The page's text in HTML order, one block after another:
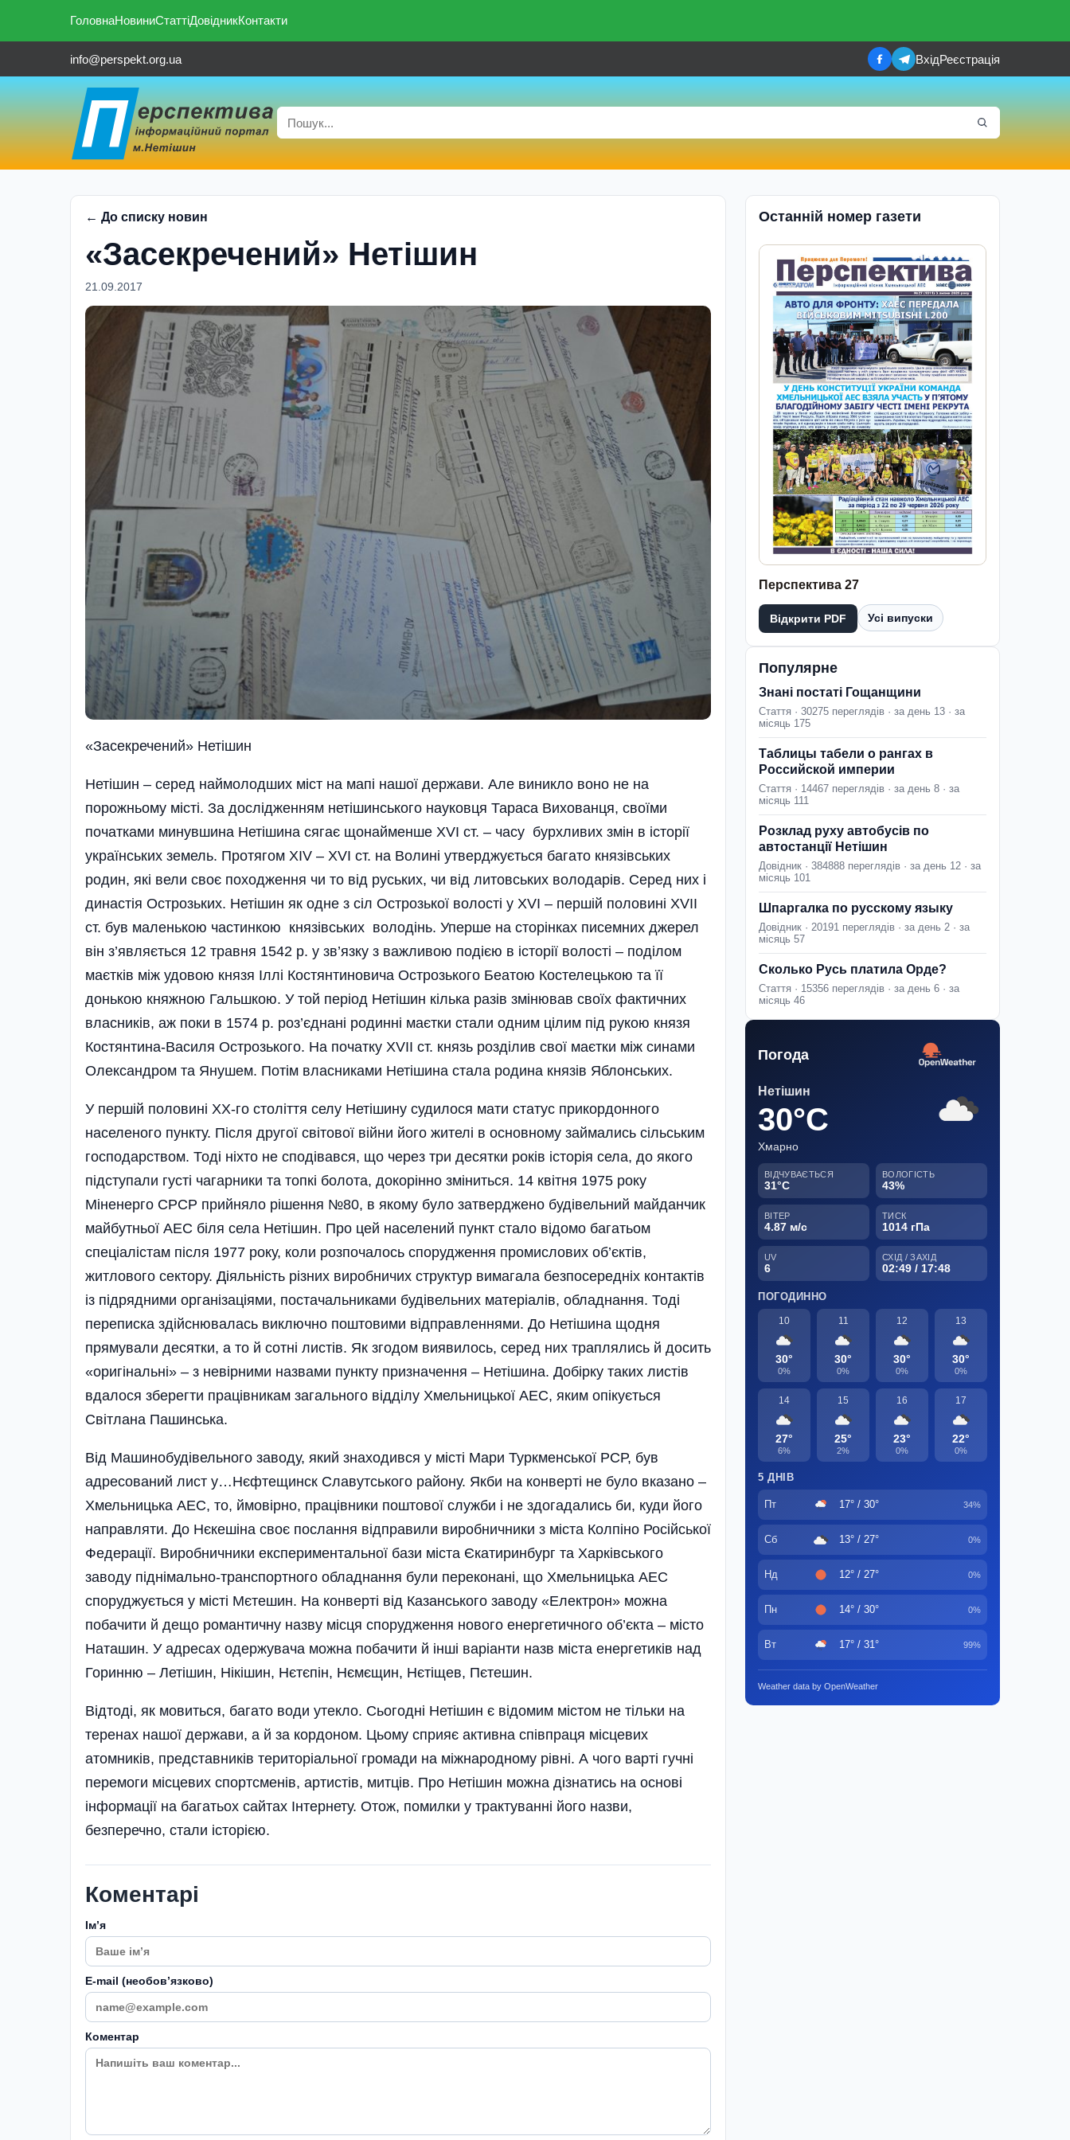
ГоловнаНовиниСтаттіДовідникКонтакти
info@perspekt.org.ua ВхідРеєстрація
← До списку новин
«Засекречений» Нетішин
21.09.2017
«Засекречений» Нетішин
Нетішин – серед наймолодших міст на мапі нашої держави. Але виникло воно не на
порожньому місті. За дослідженням нетішинського науковця Тараса Вихованця, своїми
початками минувшина Нетішина сягає щонайменше XVI ст. – часу бурхливих змін в історії
українських земель. Протягом XIV – XVI ст. на Волині утверджу­ється багато князівських
родин, які вели своє походження чи то від руських, чи від литовських володарів. Серед них і
династія Острозьких. Нетішин як одне з сіл Острозької волості у XVI – першій половині XVII
ст. був маленькою частинкою князівських володінь. Уперше на сторінках писемних джерел
він з’являється 12 травня 1542 р. у зв’язку з важливою подією в історії волості – поділом
маєтків між удовою князя Іллі Костянтиновича Острозького Беатою Костеле­ць­кою та її
донькою княжною Гальшкою. У той пе­ріод Нетішин кілька разів змінював своїх фак­тичних
власників, аж поки в 1574 р. роз’єднані родинні маєтки стали одним цілим під рукою князя
Костянтина-Василя Острозького. На початку XVII ст. князь розділив свої маєтки між синами
Олександром та Янушем. Потім власниками Нетішина стала родина князів Яблонських.
У першій половині ХХ-го століття селу Неті­ши­ну судилося мати статус прикордонного
населеного пункту. Після другої світової війни його жителі в основному займались сільським
госпо­дар­ст­вом. Тоді ніхто не сподівався, що через три десятки років історія села, до якого
підступали густі чагарники та топкі болота, докорінно зміни­ться. 14 квітня 1975 року
Міненерго СРСР прийняло рішення №80, в якому було затверджено будівельний майданчик
майбутньої АЕС біля села Нетішин. Про цей населений пункт стало відомо багатьом
спеціалістам після 1977 року, коли розпочалось спорудження промислових об’єктів,
житлового сектору. Діяльність різних виробничих структур вимагала безпосередніх контактів
із підрядними організаціями, постача­льниками будівельн­их матеріалів, обладнання. Тоді
переписка здійснювалась виключно пошто­вими відправленнями. До Нетішина щодня
прямували десятк­и, а то й сотні листів. Як згодом виявилось, серед них траплялись й досить
«оригі­нальні» – з невірними назвами пункту призначення – Не­тішина. Добірку таких листів
вдалося зберег­ти працівникам загального відділу Хмельницької АЕС, яким опікується
Світлана Пашинська.
Від Машинобудівельного заводу, який зна­ходився у місті Мари Туркменської РСР, був
адресований лист у…Нєфтещинск Славутського райо­ну. Якби на конверті не було вказано –
Хмельницька АЕС, то, ймовірно, працівники поштової служби і не здогадались би, куди його
направляти. До Нєкешіна своє послання відправили виробничники з міста Колпіно Російської
Федерації. Виробничники експериментальної бази міста Єкатиринбург та Харківського
заводу піднімально-транспортного обладнання були переконані, що Хмельницька АЕС
споруджується у місті Мєтешин. На конверті від Казанського заводу «Електрон» можна
побачити й дещо романтичну назву місця спорудження нового енергетичного об’єкта – місто
Наташин. У адресах одержувача можна побачити й інші варіанти назв міста енергетиків над
Горинню – Летішин, Нікішин, Нєтєпін, Нємєщин, Нєтіщев, Пєтешин.
Відтоді, як мовиться, багато води утекло. Сьогодні Нетішин є відомим містом не тільки на
теренах нашої держави, а й за кордоном. Цьому сприяє активна співпраця місцевих
атомників, представників територіальної громади на міжнародному рівні. А чого варті гучні
перемоги місцевих спортсменів, артистів, митців. Про Нетішин можна дізнатись на основі
інформації на багатьох сайтах Інтернету. Отож, помилки у трактуванні його назви,
безперечно, стали історією.
Коментарі
Імʼя
E-mail (необовʼязково)
Коментар
Останній номер газети
Перспектива 27
Відкрити PDF Усі випуски
Популярне
Знані постаті Гощанщини
Стаття · 30275 переглядів · за день 13 · за
місяць 175
Таблицы табели о рангах в
Российской империи
Стаття · 14467 переглядів · за день 8 · за
місяць 111
Розклад руху автобусів по
автостанції Нетішин
Довідник · 384888 переглядів · за день 12 · за
місяць 101
Шпаргалка по русскому языку
Довідник · 20191 переглядів · за день 2 · за
місяць 57
Сколько Русь платила Орде?
Стаття · 15356 переглядів · за день 6 · за
місяць 46
Погода
Нетішин
30°C
Хмарно
ВІДЧУВАЄТЬСЯ
31°C
ВОЛОГІСТЬ
43%
ВІТЕР
4.87 м/с
ТИСК
1014 гПа
UV
6
СХІД / ЗАХІД
02:49 / 17:48
ПОГОДИННО
10
30°
0%
11
30°
0%
12
30°
0%
13
30°
0%
14
27°
6%
15
25°
2%
16
23°
0%
17
22°
0%
5 ДНІВ
Пт 17° / 30° 34%
Сб 13° / 27° 0%
Нд 12° / 27° 0%
Пн 14° / 30° 0%
Вт 17° / 31° 99%
Weather data by OpenWeather